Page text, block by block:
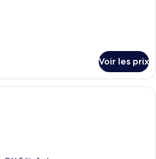
Voir les prix
Une chambre d’hôtel avec deux lits,